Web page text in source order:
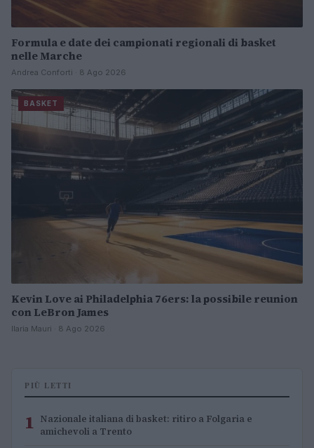
Formula e date dei campionati regionali di basket
nelle Marche
Andrea Conforti · 8 Ago 2026
BASKET
Kevin Love ai Philadelphia 76ers: la possibile reunion
con LeBron James
Ilaria Mauri · 8 Ago 2026
PIÙ LETTI
1 Nazionale italiana di basket: ritiro a Folgaria e
amichevoli a Trento